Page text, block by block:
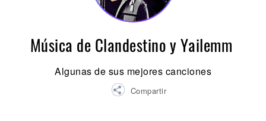
Música de Clandestino y Yailemm
Algunas de sus mejores canciones
Compartir